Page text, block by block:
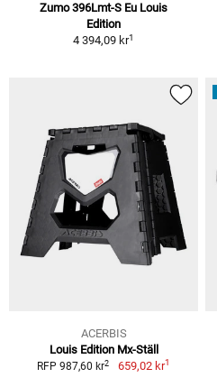
Zumo 396Lmt-S Eu Louis
Edition
4 394,09 kr1
ACERBIS
Louis Edition Mx-Ställ
RFP 987,60 kr2 659,02 kr1